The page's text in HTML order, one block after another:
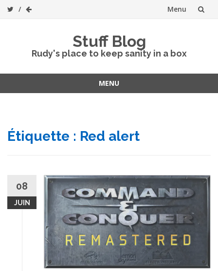
Menu
Stuff Blog
Rudy's place to keep sanity in a box
MENU
Étiquette : Red alert
08
JUIN